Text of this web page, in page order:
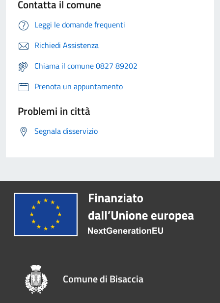
Contatta il comune
Leggi le domande frequenti
Richiedi Assistenza
Chiama il comune 0827 89202
Prenota un appuntamento
Problemi in città
Segnala disservizio
Comune di Bisaccia